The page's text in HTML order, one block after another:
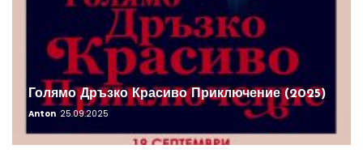
Голямо Дръзко Красиво Приключение (2025)
Anton 25.09.2025